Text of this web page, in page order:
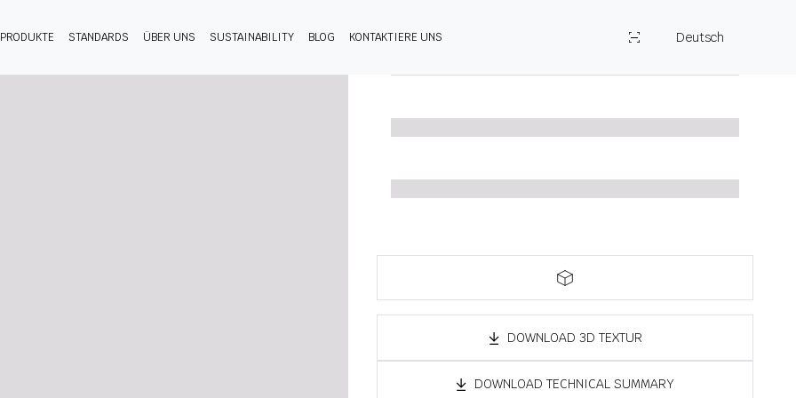
PRODUKTE STANDARDS ÜBER UNS SUSTAINABILITY BLOG KONTAKTIERE UNS Deutsch
DOWNLOAD 3D TEXTUR
DOWNLOAD TECHNICAL SUMMARY